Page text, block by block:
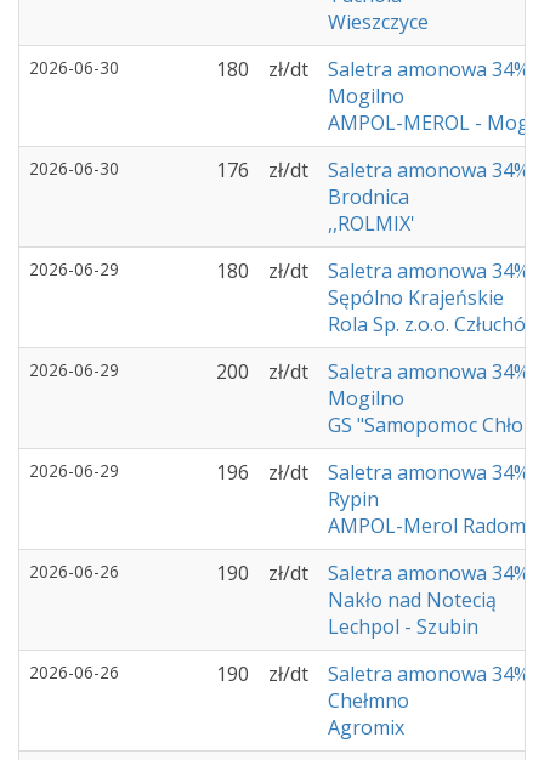
Wieszczyce
2026-06-30 180 zł/dt
Saletra amonowa 34%
Mogilno
AMPOL-MEROL -
2026-06-30 176 zł/dt
Saletra amonowa 34%
Brodnica
,,ROLMIX'
2026-06-29 180 zł/dt
Saletra amonowa 34%
Sępólno Krajeńskie
Rola Sp. z.o.o. Człuchów
2026-06-29 200 zł/dt
Saletra amonowa 34%
Mogilno
GS "Samopomoc
2026-06-29 196 zł/dt
Saletra amonowa 34%
Rypin
AMPOL-Merol Radomin
2026-06-26 190 zł/dt
Saletra amonowa 34%
Nakło nad Notecią
Lechpol - Szubin
2026-06-26 190 zł/dt
Saletra amonowa 34%
Chełmno
Agromix